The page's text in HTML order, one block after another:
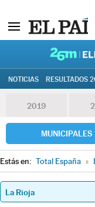
NOTICIAS RESULTADOS
2019
MUNICIPALES
Estás en: Total España »